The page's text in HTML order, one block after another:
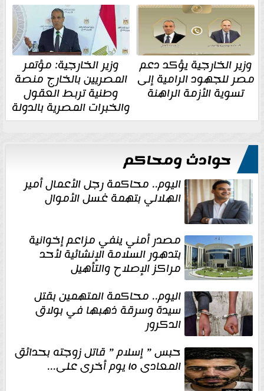
وزير الخارجية يؤكد دعم
مصر للجهود الرامية إلى
تسوية الأزمة الراهنة
وزير الخارجية: مؤتمر
المصريين بالخارج منصة
وطنية تربط العقول
والخبرات المصرية بالدولة
حوادث ومحاكم
اليوم.. محاكمة رجل الأعمال أمير
الهلالي بتهمة غسل الأموال
مصدر أمني ينفي مزاعم إخوانية
بتدهور السلامة الإنشائية لأحد
مراكز الإصلاح والتأهيل
اليوم.. محاكمة المتهمين بقتل
سيدة وسرقة ذهبها في بولاق
الدكرور
حبس ” إسلام ” قاتل زوجته بحدائق
المعادى ١٥ يوم أخرى على...